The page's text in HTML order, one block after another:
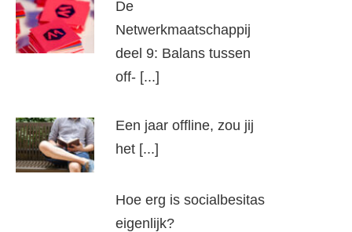
De
Netwerkmaatschappij
deel 9: Balans tussen
off- [...]
Een jaar offline, zou jij
het [...]
Hoe erg is socialbesitas
eigenlijk?